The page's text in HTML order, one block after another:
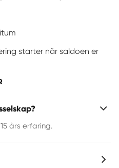
starter når saldoen er
års erfaring.